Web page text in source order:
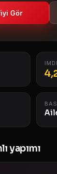
Gör
yapımı